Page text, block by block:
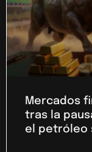
Mercados
tras la
el petróleo